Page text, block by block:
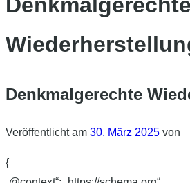
Denkmalgerechte
Denkmalgerechte
Veröffentlicht am 30. März 2025 von
{